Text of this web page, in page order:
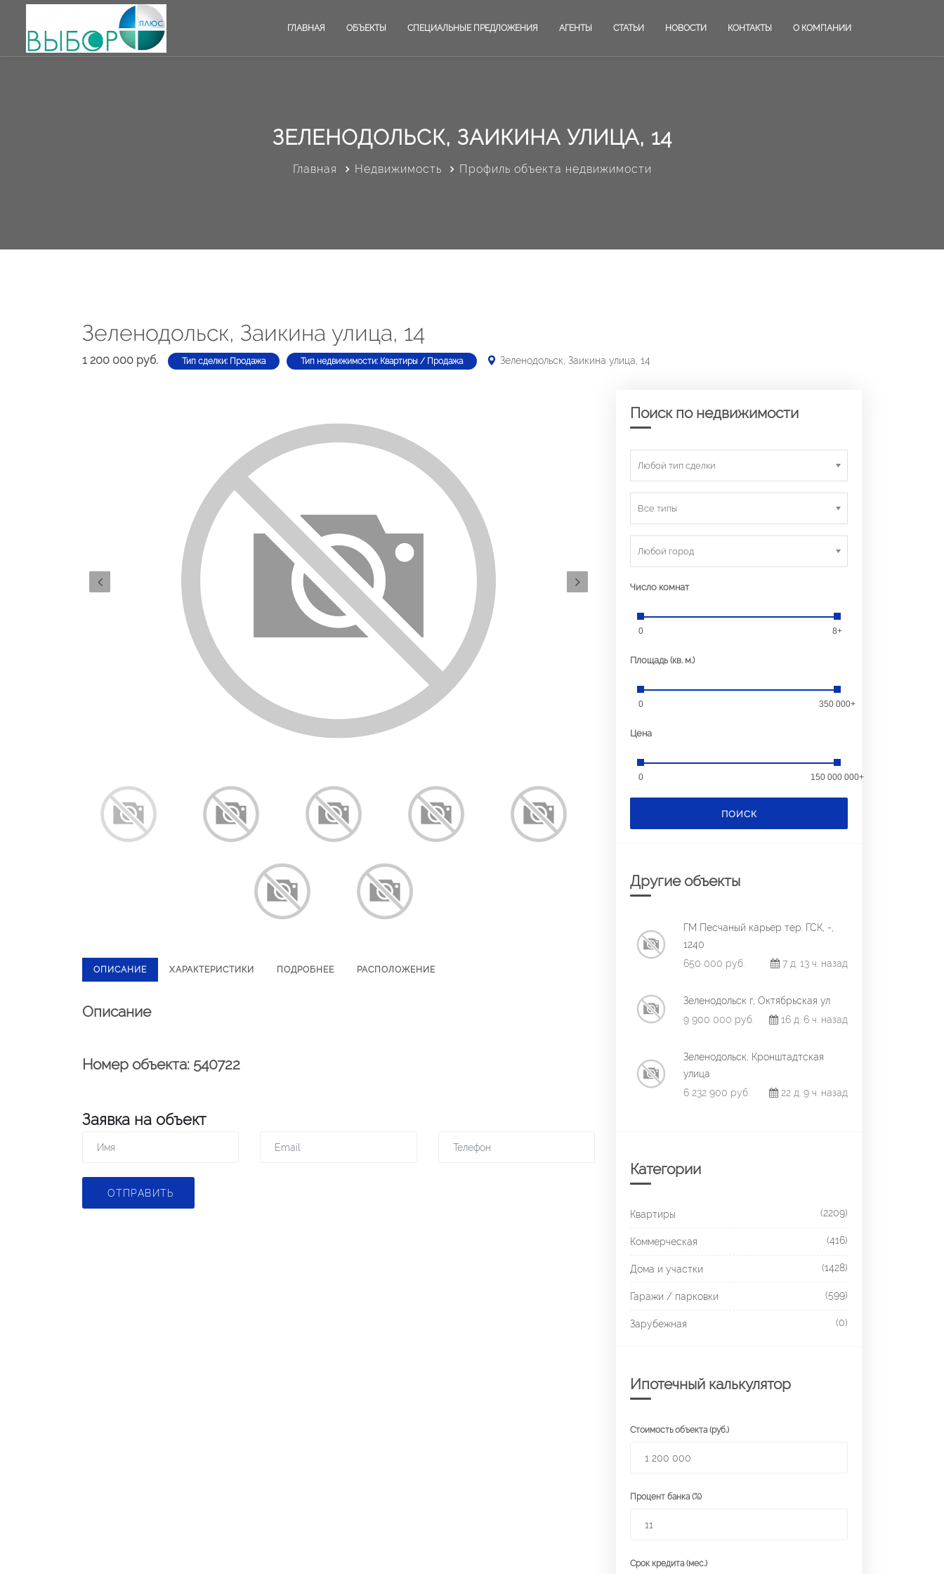
ГЛАВНАЯ ОБЪЕКТЫ СПЕЦИАЛЬНЫЕ ПРЕДЛОЖЕНИЯ АГЕНТЫ СТАТЬИ НОВОСТИ КОНТАКТЫ О КОМПАНИИ
ЗЕЛЕНОДОЛЬСК, ЗАИКИНА УЛИЦА, 14
Главная Недвижимость Профиль объекта недвижимости
Зеленодольск, Заикина улица, 14
1 200 000 руб. Тип сделки: Продажа Тип недвижимости: Квартиры / Продажа Зеленодольск, Заикина улица, 14
ОПИСАНИЕ ХАРАКТЕРИСТИКИ ПОДРОБНЕЕ РАСПОЛОЖЕНИЕ
Описание
Номер объекта: 540722
Заявка на объект
ОТПРАВИТЬ
Поиск по недвижимости
Любой тип сделки
Все типы
Любой город
Число комнат
0 8+
Площадь (кв. м.)
0 350 000+
Цена
0 150 000 000+
ПОИСК
Другие объекты
ГМ Песчаный карьер тер. ГСК, -,
1240
650 000 руб.
7 д. 13 ч. назад
Зеленодольск г, Октябрьская ул
9 900 000 руб.
16 д. 6 ч. назад
Зеленодольск, Кронштадтская
улица
6 232 900 руб.
22 д. 9 ч. назад
Категории
Квартиры (2209)
Коммерческая (416)
Дома и участки (1428)
Гаражи / парковки (599)
Зарубежная (0)
Ипотечный калькулятор
Стоимость объекта (руб.)
Процент банка (%)
Срок кредита (мес.)